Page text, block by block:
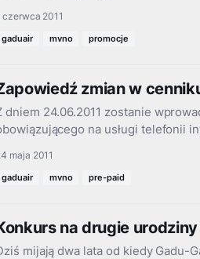
czerwca 2011
gaduair mvno promocje
zmian w
dniem 24.06.2011 zostanie
na usługi telefonii
maja 2011
gaduair mvno pre-paid
na drugie
mijają dwa lata od kiedy Gadu-